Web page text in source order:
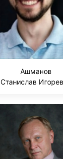
Ашманов
Станислав